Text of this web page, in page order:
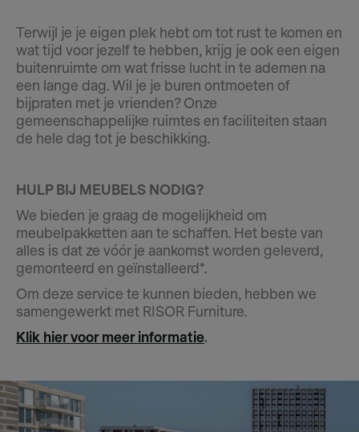
Terwijl je je eigen plek hebt om tot rust te komen en
wat tijd voor jezelf te hebben, krijg je ook een eigen
buitenruimte om wat frisse lucht in te ademen na
een lange dag. Wil je je buren ontmoeten of
bijpraten met je vrienden? Onze
gemeenschappelijke ruimtes en faciliteiten staan
de hele dag tot je beschikking.
HULP BIJ MEUBELS NODIG?
We bieden je graag de mogelijkheid om
meubelpakketten aan te schaffen. Het beste van
alles is dat ze vóór je aankomst worden geleverd,
gemonteerd en geïnstalleerd*.
Om deze service te kunnen bieden, hebben we
samengewerkt met RISOR Furniture.
Klik hier voor meer informatie.